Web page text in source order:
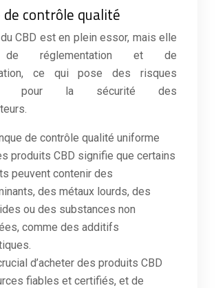
de contrôle qualité
CBD est en plein essor, mais elle
de réglementation et de
ce qui pose des risques
pour la sécurité des
de contrôle qualité uniforme
produits CBD signifie que certains
peuvent contenir des
des métaux lourds, des
ou des substances non
comme des additifs
d’acheter des produits CBD
fiables et certifiés, et de